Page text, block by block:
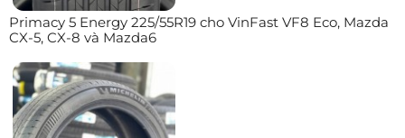
Primacy 5 Energy 225/55R19 cho VinFast VF8 Eco, Mazda
CX-5, CX-8 và Mazda6